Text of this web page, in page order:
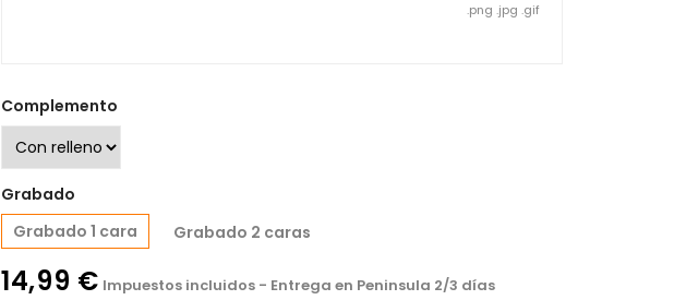
.png .jpg .gif
Complemento
Grabado
Grabado 1 cara
Grabado 2 caras
14,99 € Impuestos incluidos - Entrega en Peninsula 2/3 días